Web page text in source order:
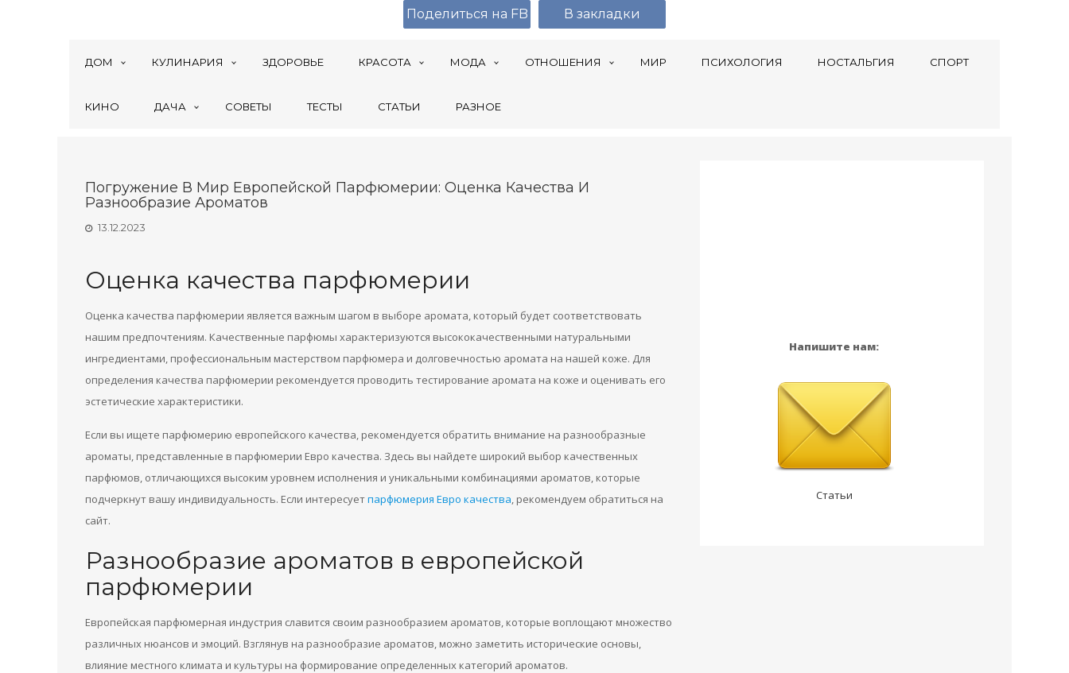
ДОМ КУЛИНАРИЯ ЗДОРОВЬЕ КРАСОТА МОДА ОТНОШЕНИЯ МИР ПСИХОЛОГИЯ НОСТАЛЬГИЯ СПОРТ
КИНО ДАЧА СОВЕТЫ ТЕСТЫ СТАТЬИ РАЗНОЕ
Погружение В Мир Европейской Парфюмерии: Оценка Качества И
Разнообразие Ароматов
13.12.2023
Оценка качества парфюмерии
Оценка качества парфюмерии является важным шагом в выборе аромата, который будет соответствовать
нашим предпочтениям. Качественные парфюмы характеризуются высококачественными натуральными
ингредиентами, профессиональным мастерством парфюмера и долговечностью аромата на нашей коже. Для
определения качества парфюмерии рекомендуется проводить тестирование аромата на коже и оценивать его
эстетические характеристики.
Если вы ищете парфюмерию европейского качества, рекомендуется обратить внимание на разнообразные
ароматы, представленные в парфюмерии Евро качества. Здесь вы найдете широкий выбор качественных
парфюмов, отличающихся высоким уровнем исполнения и уникальными комбинациями ароматов, которые
подчеркнут вашу индивидуальность. Если интересуетпарфюмерия Евро качества, рекомендуем обратиться на
сайт.
Разнообразие ароматов в европейской
парфюмерии
Европейская парфюмерная индустрия славится своим разнообразием ароматов, которые воплощают множество
различных нюансов и эмоций. Взглянув на разнообразие ароматов, можно заметить исторические основы,
влияние местного климата и культуры на формирование определенных категорий ароматов.
Напишите нам:
Статьи
Поделиться на FB В закладки